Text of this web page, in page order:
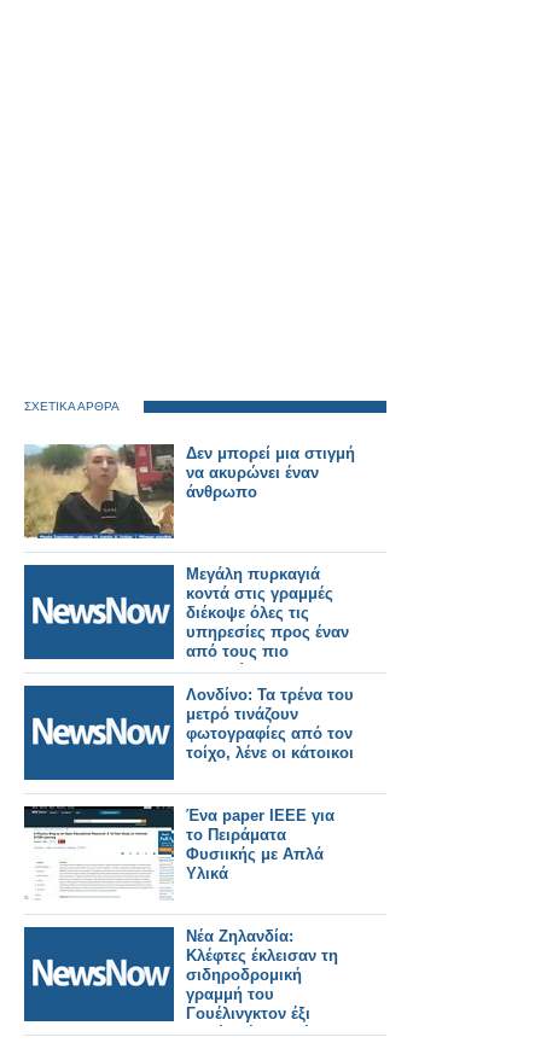
ΣΧΕΤΙΚΑ ΑΡΘΡΑ
Δεν μπορεί μια στιγμή
να ακυρώνει έναν
άνθρωπο
Μεγάλη πυρκαγιά
κοντά στις γραμμές
διέκοψε όλες τις
υπηρεσίες προς έναν
από τους πιο
πολυσύχναστους
σιδηροδρομικούς
σταθμούς του
Λονδίνου.
Λονδίνο: Τα τρένα του
μετρό τινάζουν
φωτογραφίες από τον
τοίχο, λένε οι κάτοικοι
Ένα paper ΙΕΕΕ για
το Πειράματα
Φυσιικής με Απλά
Υλικά
Νέα Ζηλανδία:
Κλέφτες έκλεισαν τη
σιδηροδρομική
γραμμή του
Γουέλινγκτον έξι
φορές μέσα σε έναν